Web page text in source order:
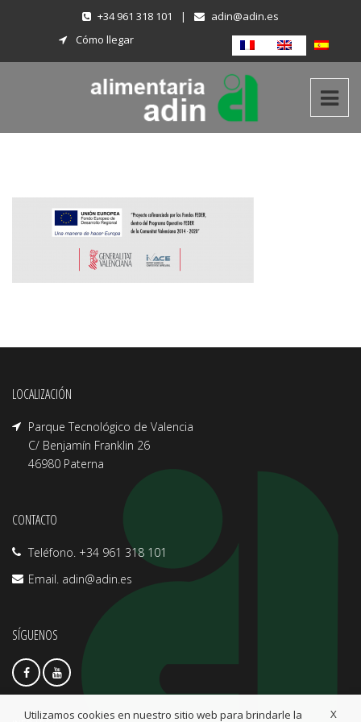
+34 961 318 101 |
adin@adin.es
Cómo llegar
LOCALIZACIÓN
Parque Tecnológico de Valencia
C/ Benjamín Franklin 26
46980 Paterna
CONTACTO
Teléfono. +34 961 318 101
Email. adin@adin.es
SÍGUENOS
X
Utilizamos cookies en nuestro sitio web para brindarle la